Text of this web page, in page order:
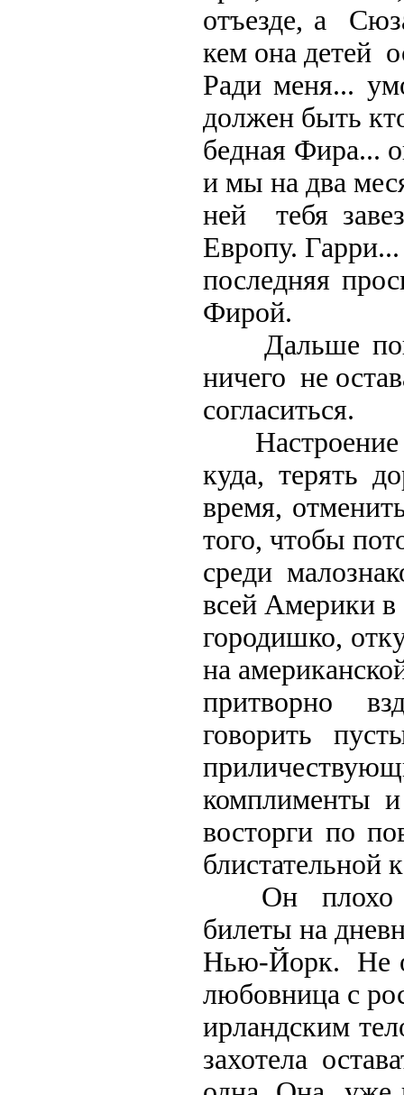
отъезде, а
кем она детей
Ради меня...
должен быть
бедная Фира...
и мы на два
ней тебя
Европу.
последняя
Фирой.
Дальше
ничего не
согласиться.
Настроение
куда, терять
время,
того, чтобы
среди
всей Америки в
городишко,
на
притворно
говорить
комплименты
восторги по
блистательной
Он плохо
билеты на
Нью-Йорк. Не
любовница с
ирландским
захотела